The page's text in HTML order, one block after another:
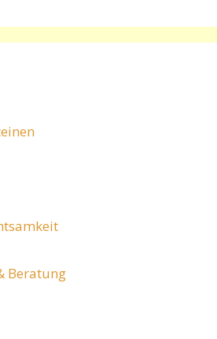
Beratung